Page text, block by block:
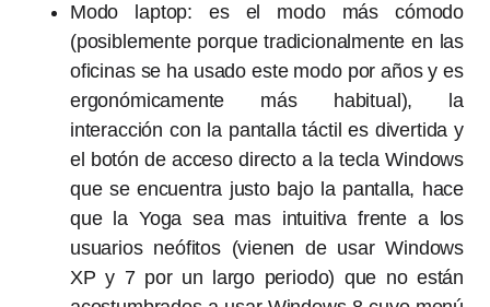
Modo laptop: es el modo más cómodo
(posiblemente porque tradicionalmente en las
oficinas se ha usado este modo por años y es
ergonómicamente más habitual), la
interacción con la pantalla táctil es divertida y
el botón de acceso directo a la tecla Windows
que se encuentra justo bajo la pantalla, hace
que la Yoga sea mas intuitiva frente a los
usuarios neófitos (vienen de usar Windows
XP y 7 por un largo periodo) que no están